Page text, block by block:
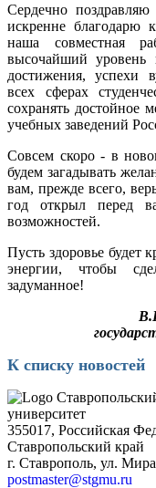
Сердечно
искренне благодарю
наша совместная
высочайший уровень
достижения, успехи
всех сферах
сохранять достойное
учебных заведений
Совсем скоро - в
будем загадывать
вам, прежде всего,
год открыл перед
возможностей.
Пусть здоровье будет
энергии, чтобы
задуманное!
К списку новостей
университет
355017, Российская
Ставропольский край
г. Ставрополь, ул.
postmaster@stgmu.ru